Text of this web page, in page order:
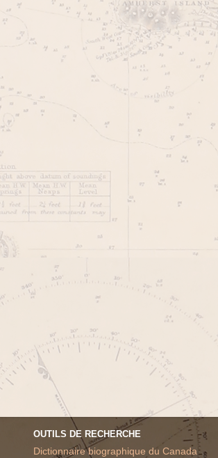
OUTILS DE RECHERCHE
Dictionnaire biographique du Canada